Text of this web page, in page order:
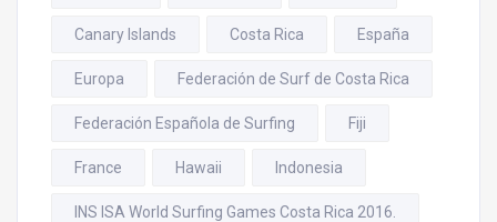
Canary Islands Costa Rica España
Europa Federación de Surf de Costa Rica
Federación Española de Surfing Fiji
France Hawaii Indonesia
INS ISA World Surfing Games Costa Rica 2016.